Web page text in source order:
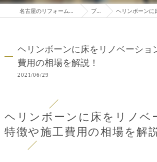
名古屋のリフォームは株式会社ロルフ ブログ ヘリンボーンに床をリノベー
ヘリンボーンに床をリノベーショ
費用の相場を解説！
2021/06/29
ヘリンボーンに床をリノベ
特徴や施工費用の相場を解